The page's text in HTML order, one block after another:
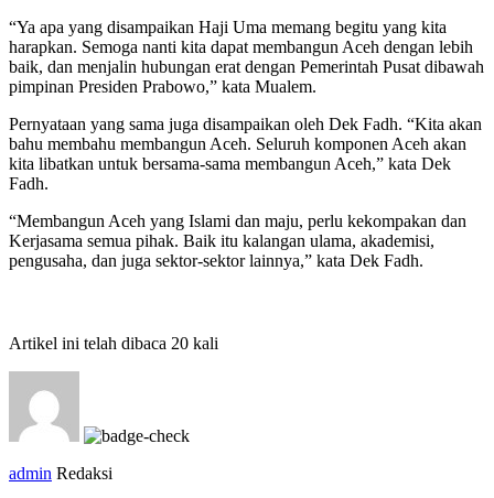
“Ya apa yang disampaikan Haji Uma memang begitu yang kita
harapkan. Semoga nanti kita dapat membangun Aceh dengan lebih
baik, dan menjalin hubungan erat dengan Pemerintah Pusat dibawah
pimpinan Presiden Prabowo,” kata Mualem.
Pernyataan yang sama juga disampaikan oleh Dek Fadh. “Kita akan
bahu membahu membangun Aceh. Seluruh komponen Aceh akan
kita libatkan untuk bersama-sama membangun Aceh,” kata Dek
Fadh.
“Membangun Aceh yang Islami dan maju, perlu kekompakan dan
Kerjasama semua pihak. Baik itu kalangan ulama, akademisi,
pengusaha, dan juga sektor-sektor lainnya,” kata Dek Fadh.
Artikel ini telah dibaca 20 kali
admin Redaksi